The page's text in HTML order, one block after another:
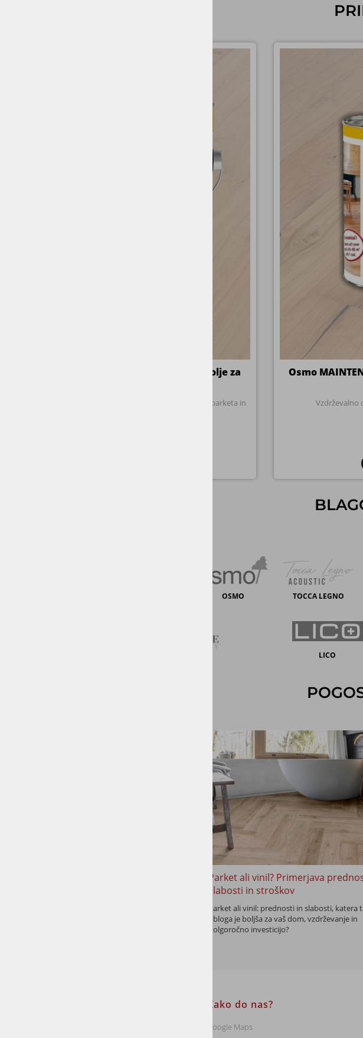
Osmo POLYX HARTWACHS ORIGINAL, olje za
Klasično OSMO olje s trdimi voski za vrhunsko zaščito parketa in
Osmo
Vzdrževalno
OSMO TOCCA LEGNO
LICO
Parket ali vinil? Primerjava
slabosti in stroškov
Parket ali vinil: prednosti in slabosti, katera
obloga je boljša za vaš dom, vzdrževanje in
dolgoročno investicijo?
Kako do nas?
Google Maps